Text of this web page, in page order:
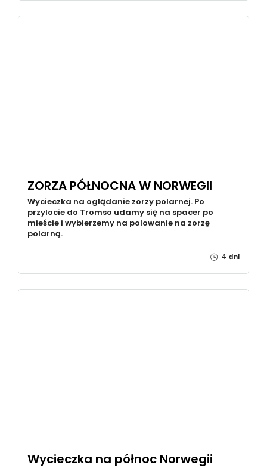
ZORZA PÓŁNOCNA W NORWEGII
Wycieczka na oglądanie zorzy polarnej. Po
przylocie do Tromso udamy się na spacer po
mieście i wybierzemy na polowanie na zorzę
polarną.
4 dni
Wycieczka na północ Norwegii